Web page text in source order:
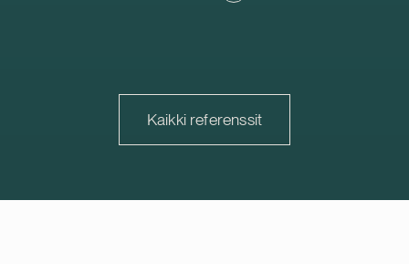
Family Foundationin
ja
joka on suunniteltu
kehittäjä.
johtava
Suomessa. Suomi on
kehittyvä ja strategisesti
Kaikki referenssit